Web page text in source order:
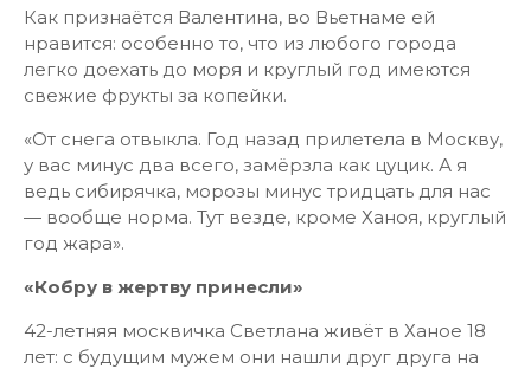
Как признаётся Валентина, во Вьетнаме ей
нравится: особенно то, что из любого города
легко доехать до моря и круглый год имеются
свежие фрукты за копейки.
«От снега отвыкла. Год назад прилетела в Москву,
у вас минус два всего, замёрзла как цуцик. А я
ведь сибирячка, морозы минус тридцать для нас
— вообще норма. Тут везде, кроме Ханоя, круглый
год жара».
«Кобру в жертву принесли»
42-летняя москвичка Светлана живёт в Ханое 18
лет: с будущим мужем они нашли друг друга на